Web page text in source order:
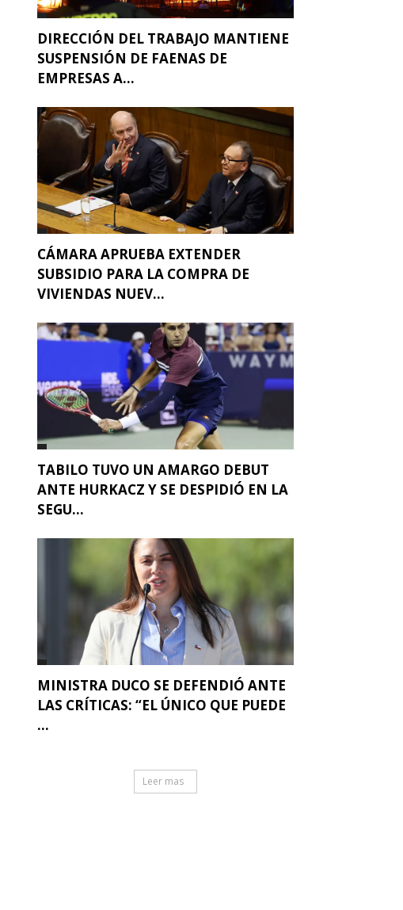
DIRECCIÓN DEL TRABAJO MANTIENE
SUSPENSIÓN DE FAENAS DE
EMPRESAS A...
CÁMARA APRUEBA EXTENDER
SUBSIDIO PARA LA COMPRA DE
VIVIENDAS NUEV...
TABILO TUVO UN AMARGO DEBUT
ANTE HURKACZ Y SE DESPIDIÓ EN LA
SEGU...
MINISTRA DUCO SE DEFENDIÓ ANTE
LAS CRÍTICAS: “EL ÚNICO QUE PUEDE
...
Leer mas